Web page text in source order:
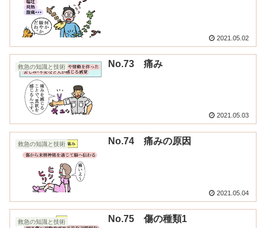
2021.05.02
救急の知識と技術 No.73 痛み
2021.05.03
救急の知識と技術 No.74 痛みの原因
2021.05.04
救急の知識と技術 No.75 傷の種類1